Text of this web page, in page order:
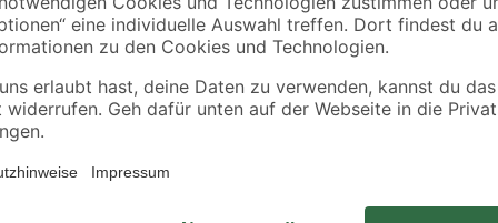
Industrienorm DIN 51097 erfüllt
Rutschhemmung bis zu einem
Farben zementgrau (RAL 7040)
Badezimmer-Farbkonzept jede
Blickfang setzt ein trendiges
Trennschneider
sollte mittels Polyurethankleber
Mineralgusswanne in